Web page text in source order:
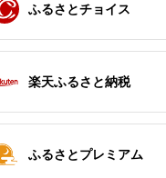
ふるさとチョイス
楽天ふるさと納税
ふるさとプレミアム